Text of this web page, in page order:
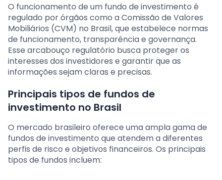
O funcionamento de um fundo de investimento é
regulado por órgãos como a Comissão de Valores
Mobiliários (CVM) no Brasil, que estabelece normas
de funcionamento, transparência e governança.
Esse arcabouço regulatório busca proteger os
interesses dos investidores e garantir que as
informações sejam claras e precisas.
Principais tipos de fundos de
investimento no Brasil
O mercado brasileiro oferece uma ampla gama de
fundos de investimento que atendem a diferentes
perfis de risco e objetivos financeiros. Os principais
tipos de fundos incluem: